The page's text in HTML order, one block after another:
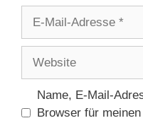
Adresse
Name, E-Mail-
Browser für